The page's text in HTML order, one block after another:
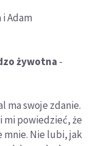
Adam
żywotna -
ma swoje zdanie.
powiedzieć, że
mnie. Nie lubi, jak